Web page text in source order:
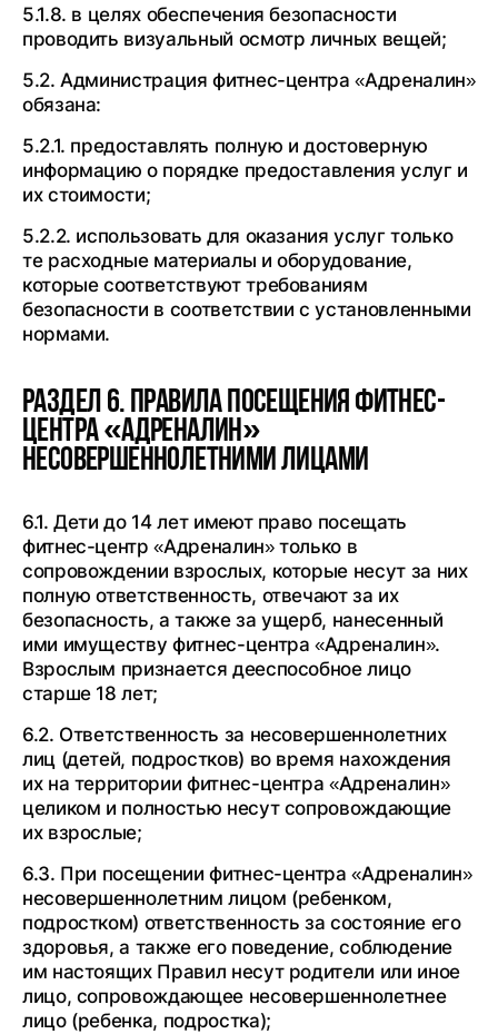
5.1.8. в целях обеспечения безопасности
проводить визуальный осмотр личных вещей;
5.2. Администрация фитнес-центра «Адреналин»
обязана:
5.2.1. предоставлять полную и достоверную
информацию о порядке предоставления услуг и
их стоимости;
5.2.2. использовать для оказания услуг только
те расходные материалы и оборудование,
которые соответствуют требованиям
безопасности в соответствии с установленными
нормами.
Раздел 6. Правила посещения фитнес-
центра «Адреналин»
несовершеннолетними лицами
6.1. Дети до 14 лет имеют право посещать
фитнес-центр «Адреналин» только в
сопровождении взрослых, которые несут за них
полную ответственность, отвечают за их
безопасность, а также за ущерб, нанесенный
ими имуществу фитнес-центра «Адреналин».
Взрослым признается дееспособное лицо
старше 18 лет;
6.2. Ответственность за несовершеннолетних
лиц (детей, подростков) во время нахождения
их на территории фитнес-центра «Адреналин»
целиком и полностью несут сопровождающие
их взрослые;
6.3. При посещении фитнес-центра «Адреналин»
несовершеннолетним лицом (ребенком,
подростком) ответственность за состояние его
здоровья, а также его поведение, соблюдение
им настоящих Правил несут родители или иное
лицо, сопровождающее несовершеннолетнее
лицо (ребенка, подростка);